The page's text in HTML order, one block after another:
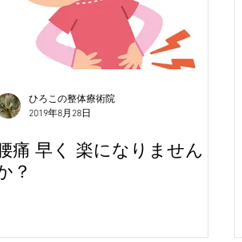
姿勢矯正 アンチエイジング
ひろこの整体療術院
2019年8月28日
痛 早く 楽になりません
？